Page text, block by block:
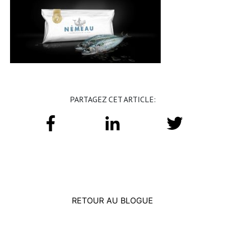
PARTAGEZ CET ARTICLE:
RETOUR AU BLOGUE